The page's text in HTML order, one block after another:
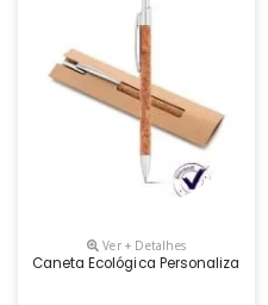
Ver + Detalhes
Caneta Ecológica Personalizada,